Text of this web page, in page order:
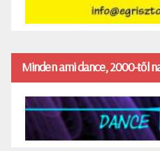
Minden ami dance, 2000-től